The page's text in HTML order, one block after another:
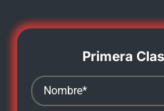
Primera